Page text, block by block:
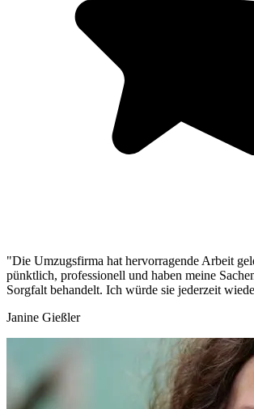
"Die Umzugsfirma hat hervorragende Arbeit
pünktlich, professionell und haben meine
Sorgfalt behandelt. Ich würde sie jederzeit
Janine Gießler